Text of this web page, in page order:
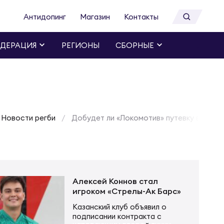
Антидопинг Магазин Контакты
РЕГИОНЫ СБОРНЫЕ
Новости регби Добудет ли «Локомотив» путевку в свой
Алексей Коннов стал
игроком «Стрелы-Ак Барс»
Казанский клуб объявил о
подписании контракта с